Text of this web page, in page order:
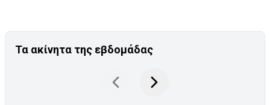
Τα ακίνητα της εβδομάδας